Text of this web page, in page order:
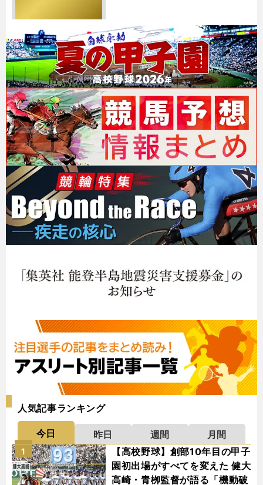
人気記事ランキング
今日 昨日 週間
月間
【高校野球】創部10年目の甲子
園初出場がすべてを変えた 健大
高崎・青栁監督が語る「機動破
1